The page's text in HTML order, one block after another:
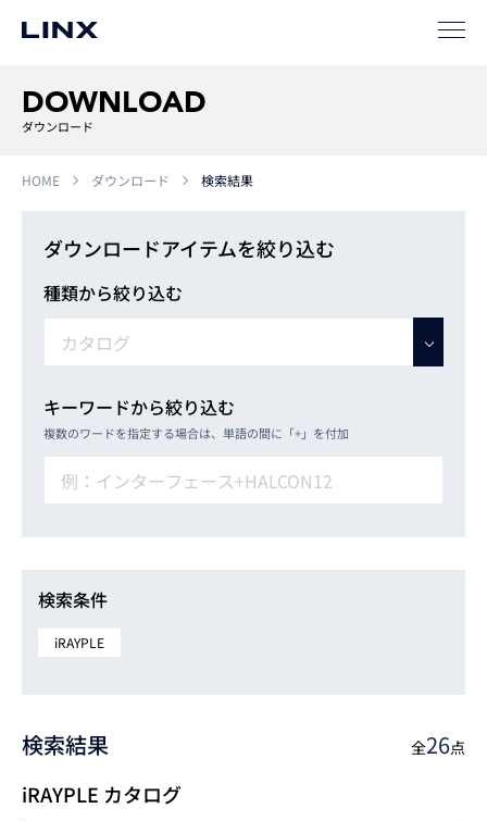
DOWNLOAD
ダウンロード
HOME ダウンロード 検索結果
ダウンロードアイテムを絞り込む
種類から絞り込む
キーワードから絞り込む
複数のワードを指定する場合は、単語の間に「+」を付加
検索条件
iRAYPLE
検索結果 全26点
iRAYPLE カタログ